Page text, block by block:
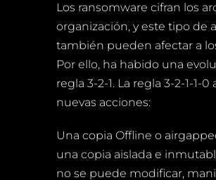
Los ransomware cifran los
organización, y este tipo de
también pueden afectar a
Por ello, ha habido una
regla 3-2-1. La regla 3-2-1-1-
nuevas acciones:
Una copia Offline o
una copia aislada e
no se puede modificar,